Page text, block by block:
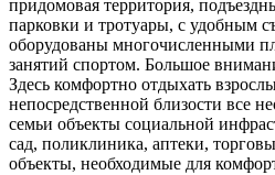
придомовая территория,
парковки и тротуары, с удобным
оборудованы многочисленными
занятий спортом. Большое
Здесь комфортно отдыхать
непосредственной близости все
семьи объекты социальной
сад, поликлиника, аптеки,
объекты, необходимые для